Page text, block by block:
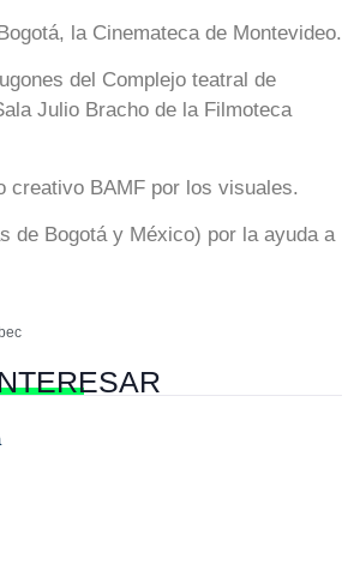
la Cinemateca de Montevideo.
del Complejo teatral de
Julio Bracho de la Filmoteca
creativo BAMF por los visuales.
de Bogotá y México) por la ayuda a